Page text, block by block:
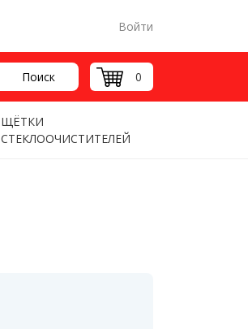
Войти
Поиск 0
ЩЁТКИ
СТЕКЛООЧИСТИТЕЛЕЙ